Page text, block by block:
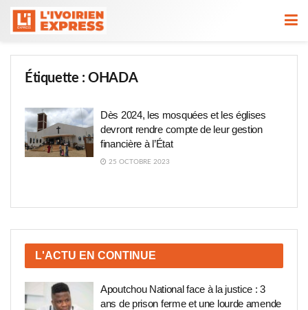
Étiquette :OHADA
Dès 2024, les mosquées et les églises
devront rendre compte de leur gestion
financière à l’État
25 OCTOBRE 2023
L'ACTU EN CONTINUE
Apoutchou National face à la justice : 3
ans de prison ferme et une lourde amende